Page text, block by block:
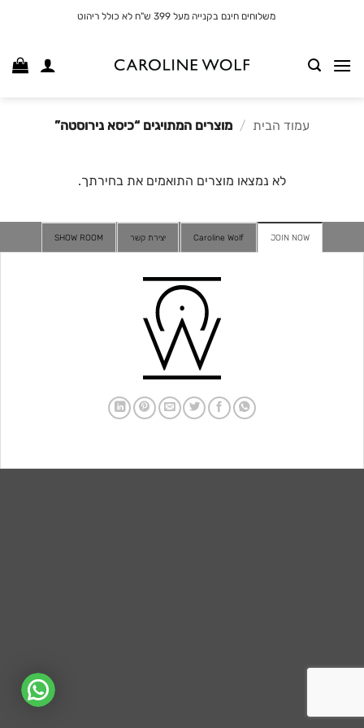
משלוחים חינם בקנייה מעל 399 ש"ח לא כולל ריהוט
עמוד הבית / מוצרים המתויגים “כיסא נירוסטה”
לא נמצאו מוצרים התואמים את בחירתך.
JOIN NOW
Caroline Wolf יצירת קשר SHOW ROOM